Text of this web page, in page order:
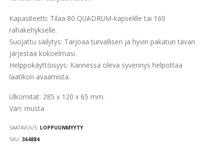
Kapasiteetti: Tilaa 80 QUADRUM-kapselille tai 160
rahakehykselle.
Suojattu säilytys: Tarjoaa turvallisen ja hyvin pakatun tavan
järjestää kokoelmasi.
Helppokäyttöisyys: Kannessa oleva syvennys helpottaa
laatikon avaamista.
Ulkomitat: 285 x 120 x 65 mm.
Väri: musta
SAATAVUUS: LOPPUUNMYYTY
SKU 364884